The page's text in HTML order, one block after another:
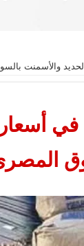
والأسمنت